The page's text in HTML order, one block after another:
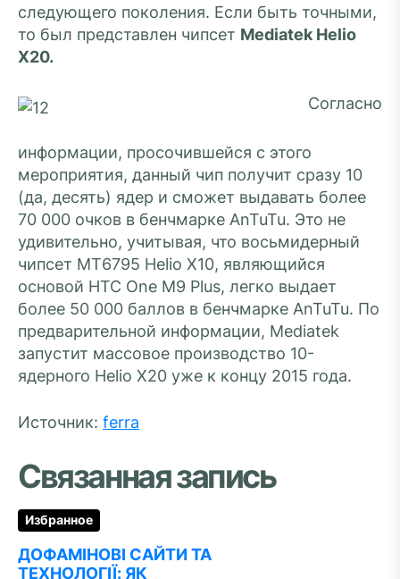
следующего поколения. Если быть точными,
то был представлен чипсет Mediatek Helio
X20.
Согласно
информации, просочившейся с этого
мероприятия, данный чип получит сразу 10
(да, десять) ядер и сможет выдавать более
70 000 очков в бенчмарке AnTuTu. Это не
удивительно, учитывая, что восьмидерный
чипсет MT6795 Helio X10, являющийся
основой HTC One M9 Plus, легко выдает
более 50 000 баллов в бенчмарке AnTuTu. По
предварительной информации, Mediatek
запустит массовое производство 10-
ядерного Helio X20 уже к концу 2015 года.
Источник: ferra
Связанная запись
Избранное
ДОФАМІНОВІ САЙТИ ТА
ТЕХНОЛОГІЇ: ЯК